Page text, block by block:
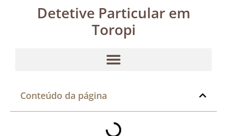
Detetive Particular em
Toropi
Conteúdo da página